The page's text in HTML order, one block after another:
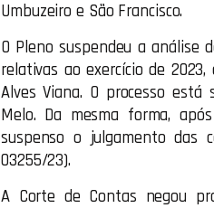
Umbuzeiro e São Francisco.
O Pleno suspendeu a análise
relativas ao exercício de
Alves Viana. O processo
Melo. Da mesma forma,
suspenso o julgamento das
03255/23).
A Corte de Contas negou